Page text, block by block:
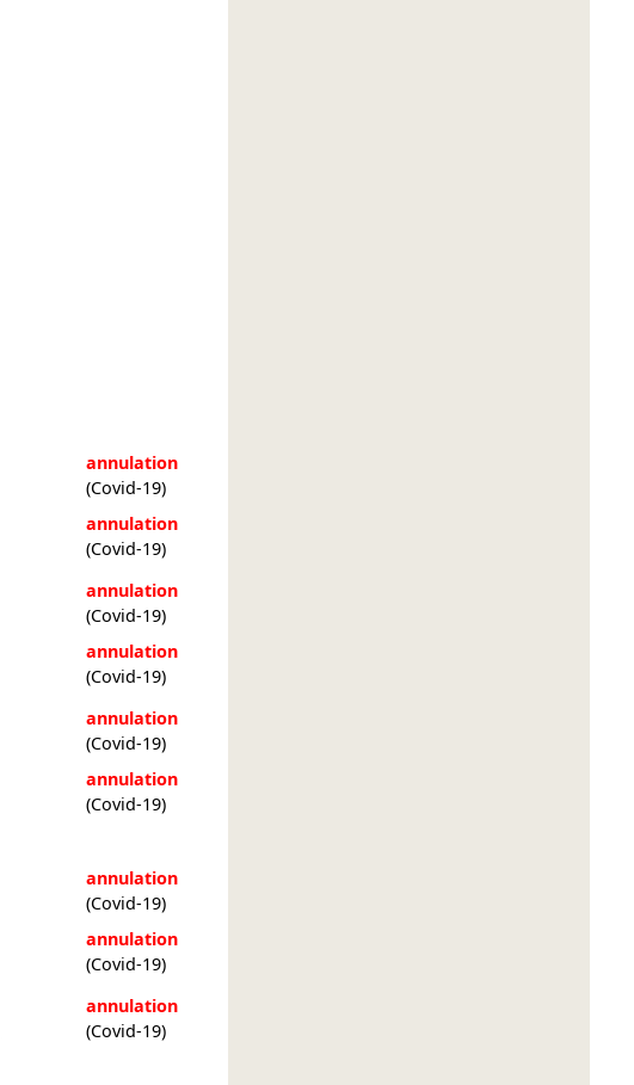
annulation
(Covid-19)
annulation
(Covid-19)
annulation
(Covid-19)
annulation
(Covid-19)
annulation
(Covid-19)
annulation
(Covid-19)
annulation
(Covid-19)
annulation
(Covid-19)
annulation
(Covid-19)